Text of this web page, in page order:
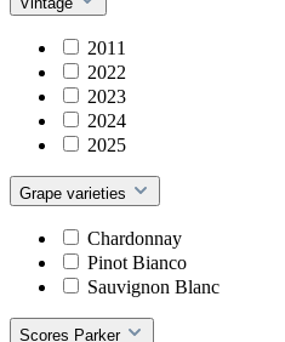
2011
2022
2023
2024
2025
Grape varieties
Chardonnay
Pinot Bianco
Sauvignon Blanc
Scores Parker